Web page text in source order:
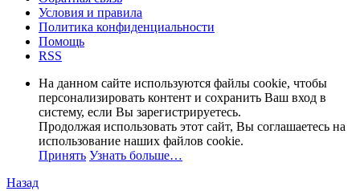
Условия и правила
Политика конфиденциальности
Помощь
RSS
На данном сайте используются файлы cookie, чтобы
персонализировать контент и сохранить Ваш вход в
систему, если Вы зарегистрируетесь.
Продолжая использовать этот сайт, Вы соглашаетесь на
использование наших файлов cookie.
Принять Узнать больше…
Назад